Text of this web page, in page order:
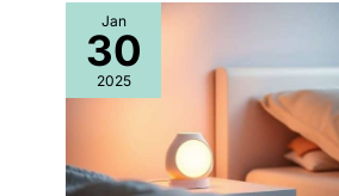
Jan
30
2025